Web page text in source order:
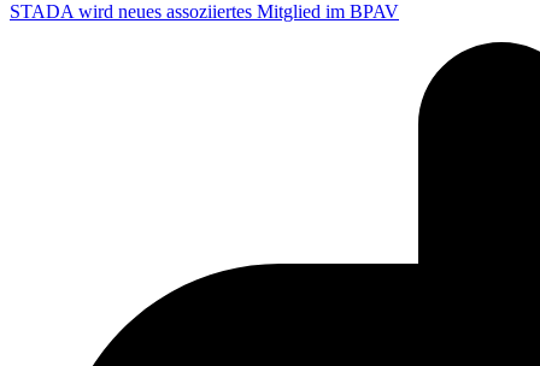
STADA wird neues assoziiertes Mitglied im BPAV